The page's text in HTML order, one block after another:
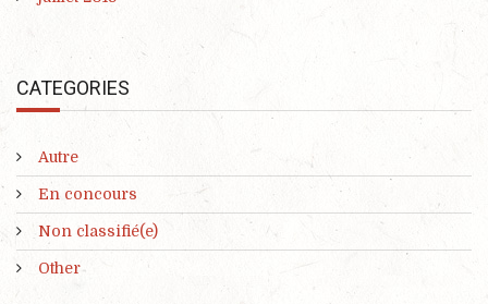
CATEGORIES
Autre
En concours
Non classifié(e)
Other